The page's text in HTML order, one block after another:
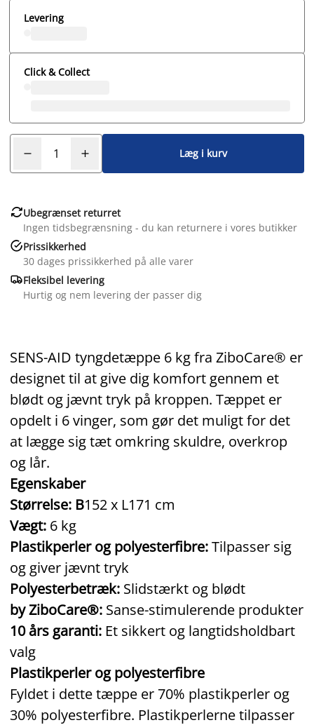
Levering
Click & Collect
Læg i kurv
Ubegrænset returret
Ingen tidsbegrænsning - du kan returnere i vores butikker
Prissikkerhed
30 dages prissikkerhed på alle varer
Fleksibel levering
Hurtig og nem levering der passer dig
SENS-AID tyngdetæppe 6 kg fra ZiboCare® er
designet til at give dig komfort gennem et
blødt og jævnt tryk på kroppen. Tæppet er
opdelt i 6 vinger, som gør det muligt for det
at lægge sig tæt omkring skuldre, overkrop
og lår.
Egenskaber
Størrelse: B152 x L171 cm
Vægt: 6 kg
Plastikperler og polyesterfibre:Tilpasser sig
og giver jævnt tryk
Polyesterbetræk: Slidstærkt og blødt
by ZiboCare®: Sanse-stimulerende produkter
10 års garanti: Et sikkert og langtidsholdbart
valg
Plastikperler og polyesterfibre
Fyldet i dette tæppe er 70% plastikperler og
30% polyesterfibre. Plastikperlerne tilpasser